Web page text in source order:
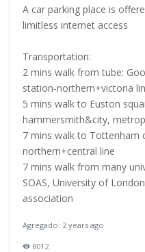
A car parking place is
limitless internet access
Transportation:
2 mins walk from tube:
station-northern+victoria
5 mins walk to Euston
hammersmith&city,
7 mins walk to Tottenham
northern+central line
7 mins walk from many
SOAS, University of
association
Agregado: 2 years ago
8012